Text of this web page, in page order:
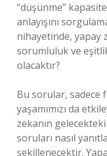
“düşünme”
anlayışını
nihayetinde, yapay
sorumluluk ve
olacaktır?
Bu sorular, sadece
yaşamımızı da
zekanın
soruları nasıl
şekillenecektir.